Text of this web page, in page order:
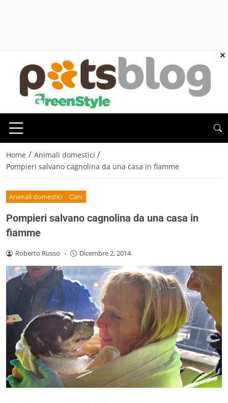
Home / Animali domestici /
Pompieri salvano cagnolina da una casa in fiamme
Animali domestici Cani
Pompieri salvano cagnolina da una casa in
fiamme
Roberto Russo - Dicembre 2, 2014
×